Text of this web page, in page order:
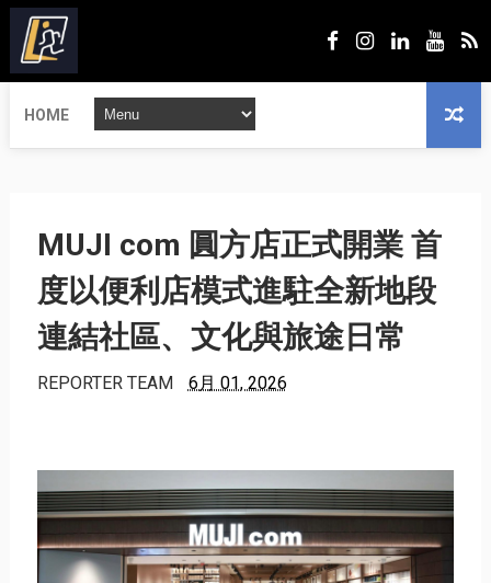
HOME
MUJI com 圓方店正式開業 首
度以便利店模式進駐全新地段
連結社區、文化與旅途日常
REPORTER TEAM 6月 01, 2026